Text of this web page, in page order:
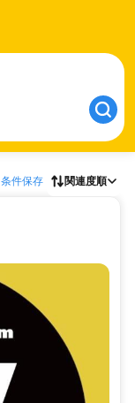
条件保存 関連度順